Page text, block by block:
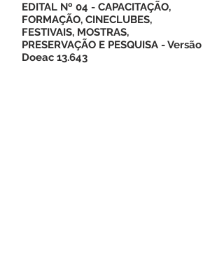
EDITAL Nº 04 - CAPACITAÇÃO,
FORMAÇÃO, CINECLUBES,
FESTIVAIS, MOSTRAS,
PRESERVAÇÃO E PESQUISA -Versão
Doeac 13.643